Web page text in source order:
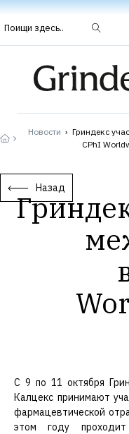
Поищи здесь..
Новости › Гриндекс
CPhI
Назад
С 9 по 11 октября
Калцекс принимают
фармацевтической
этом году